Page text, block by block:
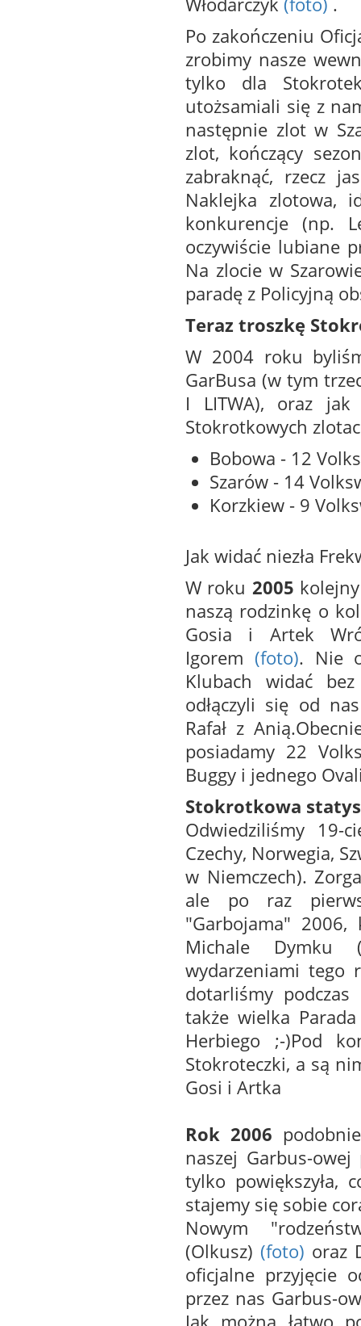
Po zakończeniu
zrobimy nasze
tylko dla
utożsamiali się z
następnie zlot w
zlot, kończący
zabraknąć, rzecz
Naklejka zlotowa,
konkurencje (np.
oczywiście lubiane
Na zlocie w
paradę z Policyjną
Teraz troszkę
W 2004 roku
GarBusa (w tym
I LITWA), oraz jak
Stokrotkowych
Bobowa - 12
Szarów - 14
Korzkiew - 9
Jak widać niezła
W roku 2005
naszą rodzinkę o
Gosia i Artek
Igorem (foto). Nie
Klubach widać
odłączyli się od
Rafał z
posiadamy 22
Buggy i jednego
Stokrotkowa
Odwiedziliśmy 19-
Czechy, Norwegia,
w Niemczech).
ale po raz
"Garbojama"
Michale Dymku
wydarzeniami tego
dotarliśmy
także wielka
Herbiego ;-)Pod
Stokroteczki, a są
Gosi i Artka
Rok 2006
naszej Garbus-
tylko powiększyła,
stajemy się sobie
Nowym
(Olkusz) (foto) oraz
oficjalne przyjęcie
przez nas Garbus-